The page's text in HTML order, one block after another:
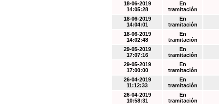
18-06-2019
14:05:28
En
tramitación
18-06-2019
14:04:01
En
tramitación
18-06-2019
14:02:48
En
tramitación
29-05-2019
17:07:16
En
tramitación
29-05-2019
17:00:00
En
tramitación
26-04-2019
11:12:33
En
tramitación
26-04-2019
10:58:31
En
tramitación